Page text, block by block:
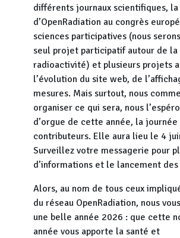
différents journaux scientifiques, la
d’OpenRadiation au congrès
sciences participatives (nous
seul projet participatif autour de la
radioactivité) et plusieurs projets
l’évolution du site web, de
mesures. Mais surtout, nous
organiser ce qui sera, nous
d’orgue de cette année, la journée
contributeurs. Elle aura lieu le 4
Surveillez votre messagerie pour
d’informations et le lancement
Alors, au nom de tous ceux
du réseau OpenRadiation, nous
une belle année 2026 : que cette
année vous apporte la santé et